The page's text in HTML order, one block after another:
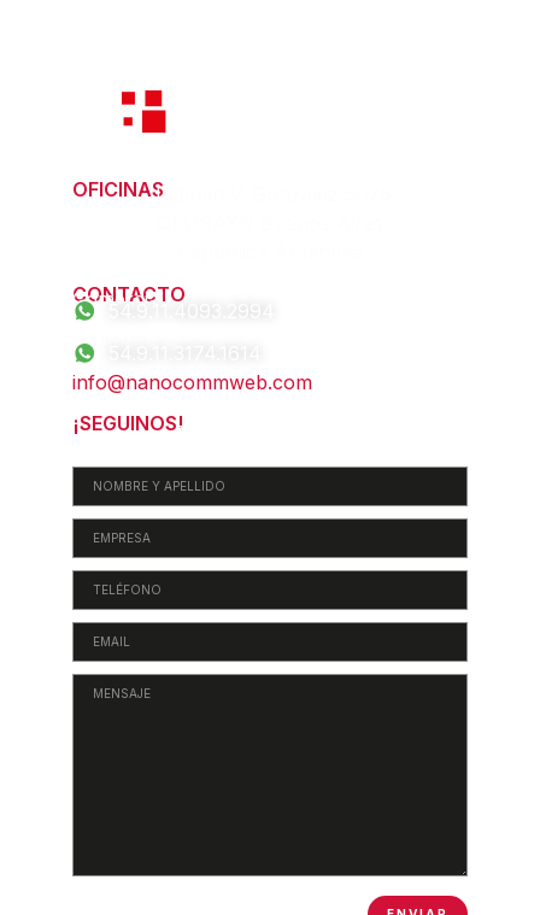
OFICINASJoaquín V. González 5076
CONTACTO
Comercial
Soporte
info@nanocommweb.com
¡SEGUINOS!